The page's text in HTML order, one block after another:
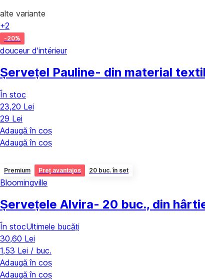
alte variante
+2
-20%
douceur d'intérieur
Șervețel Pauline- din material
În stoc
23,20 Lei
29 Lei
Adaugă în coș
Adaugă în coș
Premium Preț avantajos 20 buc. în set
Bloomingville
Șervețele Alvira- 20 buc., din
În stocUltimele bucăți
30,60 Lei
1,53 Lei / buc.
Adaugă în coș
Adaugă în coș